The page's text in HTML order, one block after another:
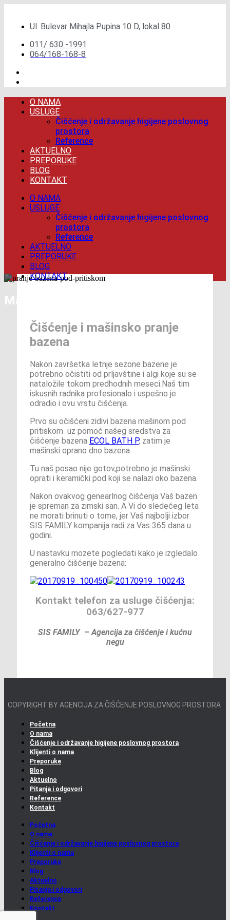
садржајUl. Bulevar Mihajla Pupina 10 D, lokal 80
011/ 630 -1991
064/168-168-8
O NAMA
USLUGE
Čišćenje i održavanje higijene poslovnog
prostora
Reference
AKTUELNO
PREPORUKE
BLOG
KONTAKT
O NAMA
USLUGE
Čišćenje i održavanje higijene poslovnog
prostora
Reference
AKTUELNO
PREPORUKE
BLOG
KONTAKT
Mašinsko pranje bazena
Čišćenje i mašinsko pranje
bazena
Nakon završetka letnje sezone bazene je
potrebno očistiti od prljavštine i algi koje su se
nataložile tokom predhodnih meseci.Naš tim
iskusnih radnika profesionalo i uspešno je
odradio i ovu vrstu čišćenja.
Prvo su očišćeni zidivi bazena mašinom pod
pritiskom uz pomoć našeg sredstva za
čišćenje bazena ECOL BATH P, zatim je
mašinski oprano dno bazena.
Tu naš posao nije gotov,potrebno je mašinski
oprati i keramički pod koji se nalazi oko bazena.
Nakon ovakvog genearlnog čišćenja Vaš bazen
je spreman za zimski san. A Vi do sledećeg leta
ne morati brinuti o tome, jer Vaš najbolji izbor
SIS FAMILY kompanija radi za Vas 365 dana u
godini.
U nastavku mozete pogledati kako je izgledalo
generalno čišćenje bazena:
Kontakt telefon za usluge čišćenja:
063/627-977
SIS FAMILY – Agencija za čišćenje i kućnu
negu
COPYRIGHT BY AGENCIJA ZA ČIŠĆENJE POSLOVNOG PROSTORA
Početna
O nama
Čišćenje i održavanje higijene poslovnog prostora
Klijenti o nama
Preporuke
Blog
Aktuelno
Pitanja i odgovori
Reference
Kontakt
Početna
O nama
Čišćenje i održavanje higijene poslovnog prostora
Klijenti o nama
Preporuke
Blog
Aktuelno
Pitanja i odgovori
Reference
Kontakt